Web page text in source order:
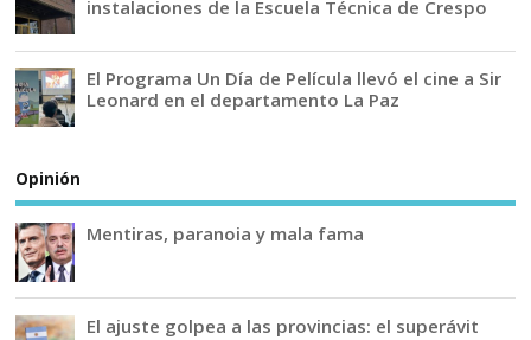
instalaciones de la Escuela Técnica de Crespo
El Programa Un Día de Película llevó el cine a Sir
Leonard en el departamento La Paz
Opinión
Mentiras, paranoia y mala fama
El ajuste golpea a las provincias: el superávit